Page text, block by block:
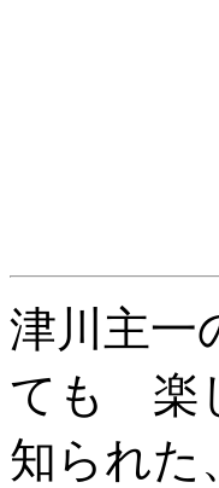
津川主一
ても 楽
知られた